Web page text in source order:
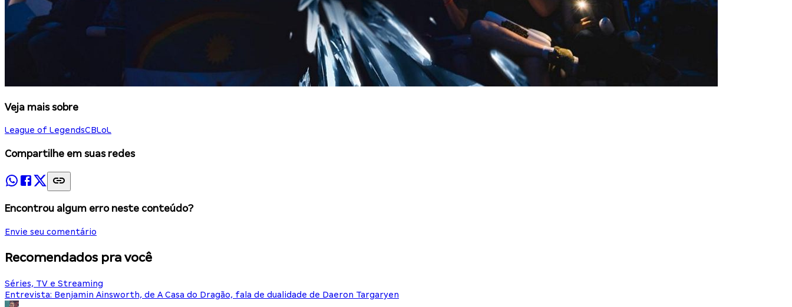
Veja mais sobre
League of LegendsCBLoL
Compartilhe em suas redes
Encontrou algum erro neste conteúdo?
Envie seu comentário
Recomendados pra você
Séries, TV e Streaming
Entrevista: Benjamin Ainsworth, de A Casa do Dragão, fala de dualidade de Daeron Targaryen